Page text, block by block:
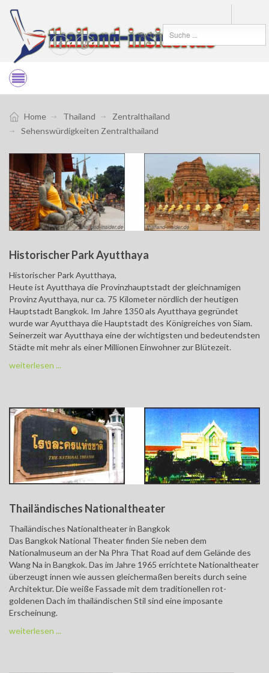
Suchen
Home Thailand
Zentralthailand
Sehenswürdigkeiten Zentralthailand
Historischer Park Ayutthaya
Historischer Park Ayutthaya,
Heute ist Ayutthaya die Provinzhauptstadt der gleichnamigen
Provinz Ayutthaya, nur ca. 75 Kilometer nördlich der heutigen
Hauptstadt Bangkok. Im Jahre 1350 als Ayutthaya gegründet
wurde war Ayutthaya die Hauptstadt des Königreiches von Siam.
Seinerzeit war Ayutthaya eine der wichtigsten und bedeutendsten
Städte mit mehr als einer Millionen Einwohner zur Blütezeit.
weiterlesen ...
Thailändisches Nationaltheater
Thailändisches Nationaltheater in Bangkok
Das Bangkok National Theater finden Sie neben dem
Nationalmuseum an der Na Phra That Road auf dem Gelände des
Wang Na in Bangkok. Das im Jahre 1965 errichtete Nationaltheater
überzeugt innen wie aussen gleichermaßen bereits durch seine
Architektur. Die weiße Fassade mit dem traditionellen rot-
goldenen Dach im thailändischen Stil sind eine imposante
Erscheinung.
weiterlesen ...